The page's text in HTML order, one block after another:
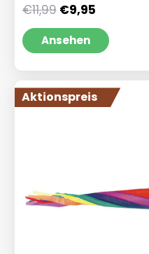
€11,99 Ursprünglicher
Preis
war:
€11,99
€9,95Aktueller
Preis
ist:
€9,95.
Ansehen
Aktionspreis